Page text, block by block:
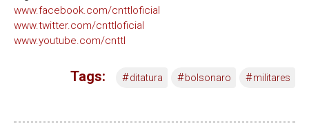
www.facebook.com/cnttloficial
www.twitter.com/cnttloficial
www.youtube.com/cnttl
Tags: #ditatura #bolsonaro #militares